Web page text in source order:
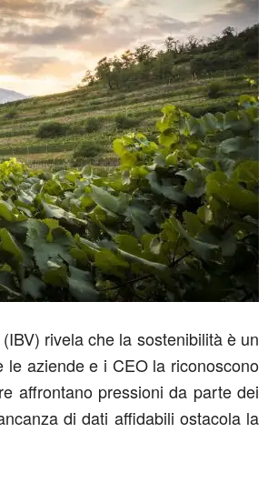
rivela che la sostenibilità è un
aziende e i CEO la riconoscono
affrontano pressioni da parte dei
di dati affidabili ostacola la